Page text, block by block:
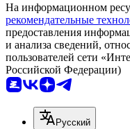
На информационном
рекомендательные
предоставления
и анализа сведений,
пользователей сети
Российской Федерации)
Русский